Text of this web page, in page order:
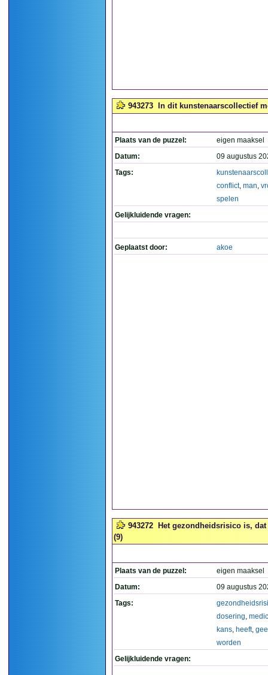
943273 In dit kunstenaarscollectief
Plaats van de puzzel:
eigen maaksel
Datum:
09 augustus
Tags:
conflict, man,
spelen
Gelijkluidende vragen:
Geplaatst door: akoe
943272
Het gezondheidsrisico is,
(9)
Plaats van de puzzel:
eigen maaksel
Datum:
09 augustus
Tags:
dosering,
kans, heeft,
worden
Gelijkluidende vragen: